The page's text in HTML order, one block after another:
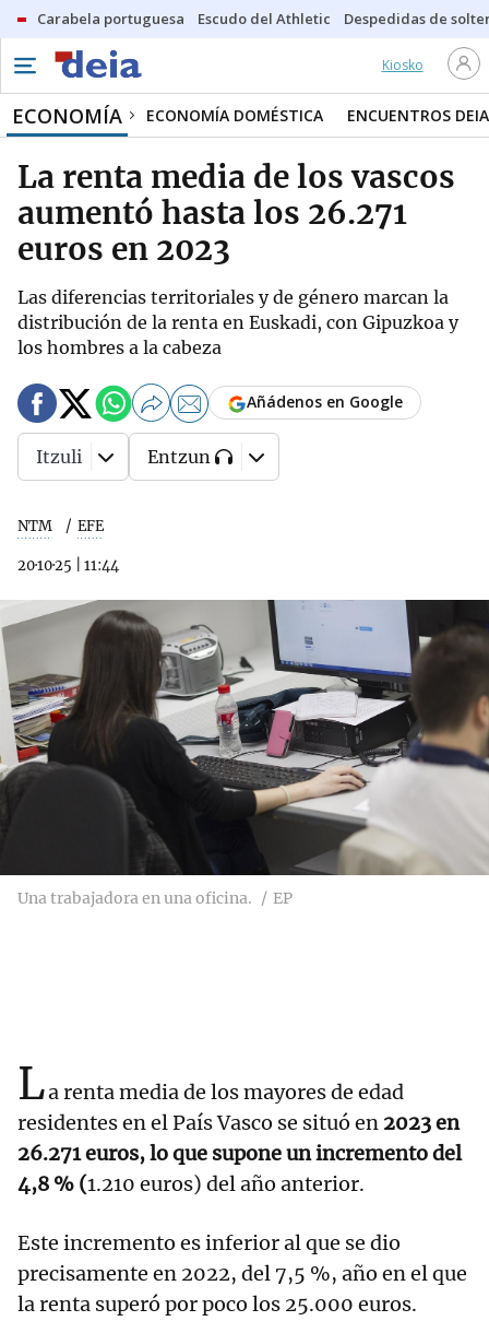
Carabela portuguesa Escudo del Athletic Despedidas de
Kiosko
ECONOMÍA ECONOMÍA DOMÉSTICA ENCUENTROS DEIA
La renta media de los vascos
aumentó hasta los 26.271
euros en 2023
Las diferencias territoriales y de género marcan la
distribución de la renta en Euskadi, con Gipuzkoa y
los hombres a la cabeza
NTM EFE
20·10·25 11:44
Añádenos en Google
Itzuli Entzun
Una trabajadora en una oficina. EP
La renta media de los mayores de edad
residentes en el País Vasco se situó en 2023 en
26.271 euros, lo que supone un incremento del
4,8 % (1.210 euros) del año anterior.
Este incremento es inferior al que se dio
precisamente en 2022, del 7,5 %, año en el que
la renta superó por poco los 25.000 euros.